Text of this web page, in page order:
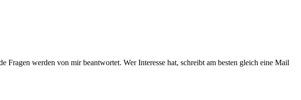
werden von mir beantwortet. Wer Interesse hat, schreibt am besten gleich eine Mail